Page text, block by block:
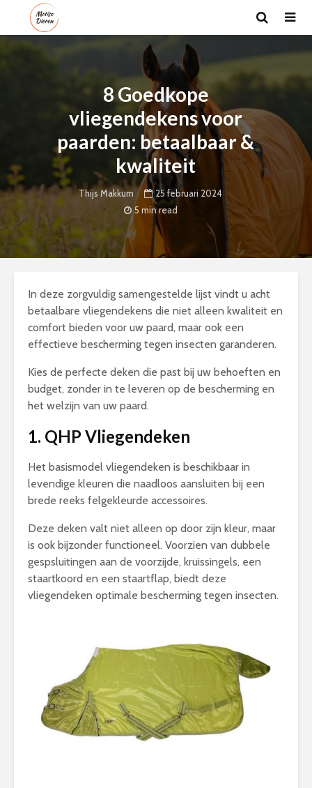
8 Goedkope
vliegendekens voor
paarden: betaalbaar &
kwaliteit
Thijs Makkum
25 februari 2024
5 min read
In deze zorgvuldig samengestelde lijst vindt u acht
betaalbare vliegendekens die niet alleen kwaliteit en
comfort bieden voor uw paard, maar ook een
effectieve bescherming tegen insecten garanderen.
Kies de perfecte deken die past bij uw behoeften en
budget, zonder in te leveren op de bescherming en
het welzijn van uw paard.
1. QHP Vliegendeken
Het basismodel vliegendeken is beschikbaar in
levendige kleuren die naadloos aansluiten bij een
brede reeks felgekleurde accessoires.
Deze deken valt niet alleen op door zijn kleur, maar
is ook bijzonder functioneel. Voorzien van dubbele
gespsluitingen aan de voorzijde, kruissingels, een
staartkoord en een staartflap, biedt deze
vliegendeken optimale bescherming tegen insecten.